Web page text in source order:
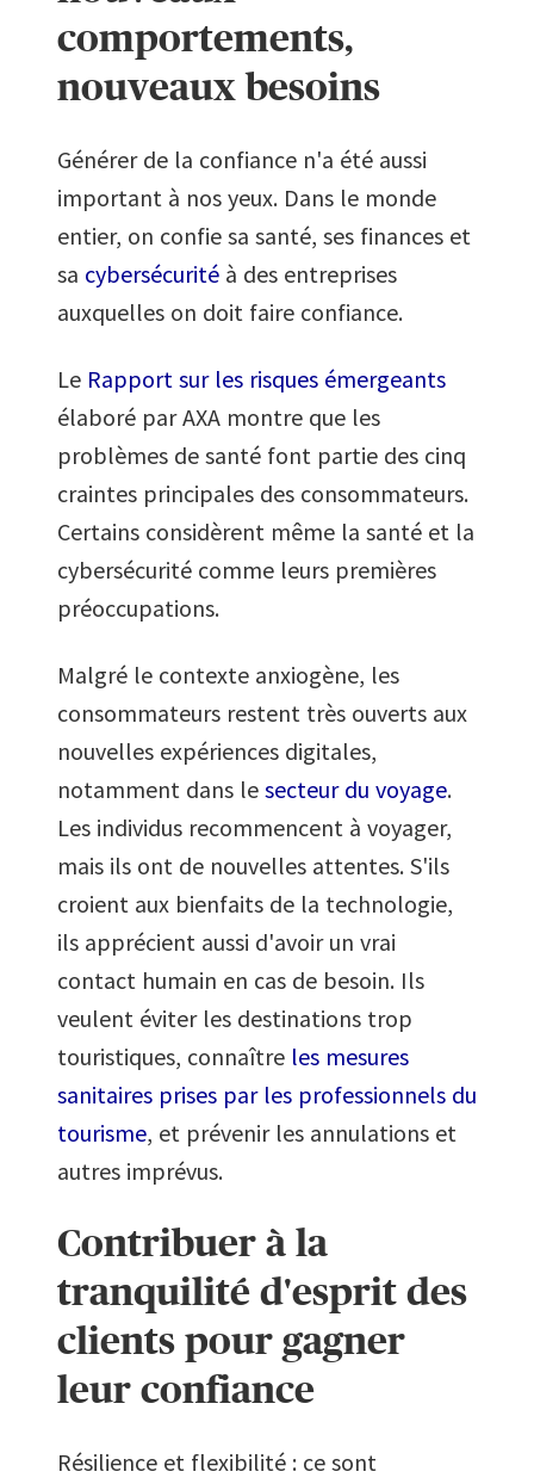
comportements,
nouveaux besoins
Générer de la confiance n'a été aussi
important à nos yeux. Dans le monde
entier, on confie sa santé, ses finances et
sa cybersécurité à des entreprises
auxquelles on doit faire confiance.
Le Rapport sur les risques émergeants
élaboré par AXA montre que les
problèmes de santé font partie des cinq
craintes principales des consommateurs.
Certains considèrent même la santé et la
cybersécurité comme leurs premières
préoccupations.
Malgré le contexte anxiogène, les
consommateurs restent très ouverts aux
nouvelles expériences digitales,
notamment dans le secteur du voyage.
Les individus recommencent à voyager,
mais ils ont de nouvelles attentes. S'ils
croient aux bienfaits de la technologie,
ils apprécient aussi d'avoir un vrai
contact humain en cas de besoin. Ils
veulent éviter les destinations trop
touristiques, connaître les mesures
sanitaires prises par les professionnels du
tourisme, et prévenir les annulations et
autres imprévus.
Contribuer à la
tranquilité d'esprit des
clients pour gagner
leur confiance
Résilience et flexibilité : ce sont